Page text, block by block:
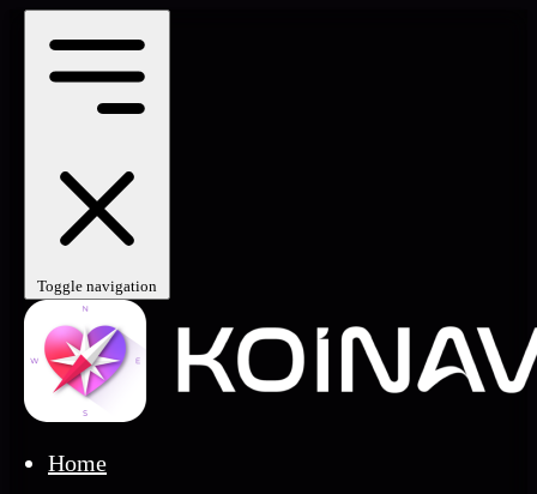
Toggle navigation
Home